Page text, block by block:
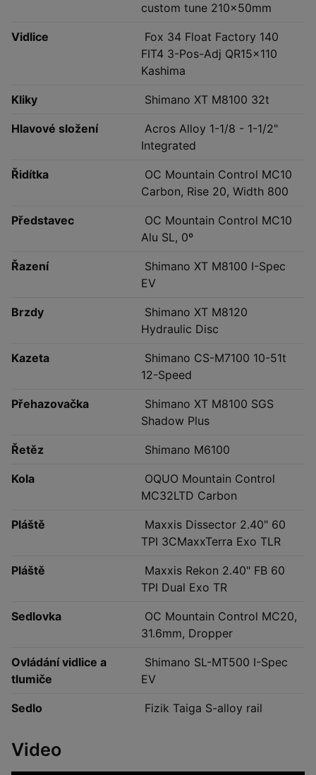
custom tune 210x50mm
Vidlice
Fox 34 Float Factory 140
FIT4 3-Pos-Adj QR15x110
Kashima
Kliky Shimano XT M8100 32t
Hlavové složení
Acros Alloy 1-1/8 - 1-1/2"
Integrated
Řidítka
OC Mountain Control MC10
Carbon, Rise 20, Width 800
Představec
OC Mountain Control MC10
Alu SL, 0º
Řazení
Shimano XT M8100 I-Spec
EV
Brzdy
Shimano XT M8120
Hydraulic Disc
Kazeta
Shimano CS-M7100 10-51t
12-Speed
Přehazovačka
Shimano XT M8100 SGS
Shadow Plus
Řetěz Shimano M6100
Kola
OQUO Mountain Control
MC32LTD Carbon
Pláště
Maxxis Dissector 2.40" 60
TPI 3CMaxxTerra Exo TLR
Pláště
Maxxis Rekon 2.40" FB 60
TPI Dual Exo TR
Sedlovka
OC Mountain Control MC20,
31.6mm, Dropper
Ovládání vidlice a
tlumiče
Shimano SL-MT500 I-Spec
EV
Sedlo Fizik Taiga S-alloy rail
Video